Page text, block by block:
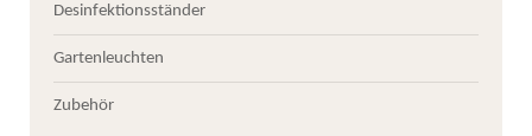
Desinfektionsständer
Gartenleuchten
Zubehör